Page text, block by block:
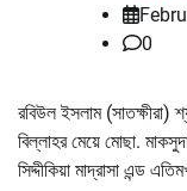
0
রবিউল ইসলাম (সাতক্ষীরা)
বিল্লাহর মেয়ে মোছা.
সিদ্দীকিয়া মাদ্রাসা এন্ড